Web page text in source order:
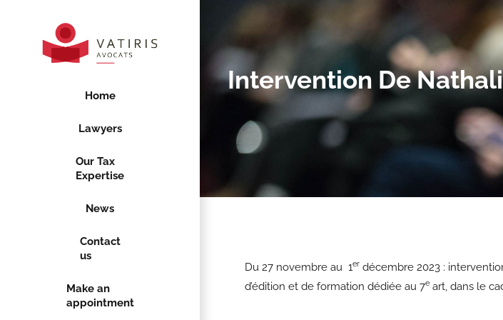
Home
Lawyers
Our Tax
Expertise
News
Contact
us
Make an
appointment
Intervention De
Du 27 novembre au 1erdécembre 2023 :
d’édition et de formation dédiée au 7eart, dans le